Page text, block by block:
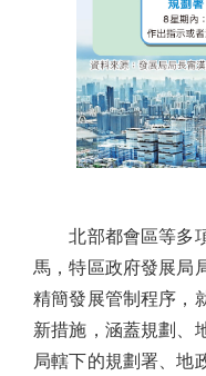
北部都會區等多項
馬，特區政府發展局
精簡發展管制程序，
新措施，涵蓋規劃、
局轄下的規劃署、地